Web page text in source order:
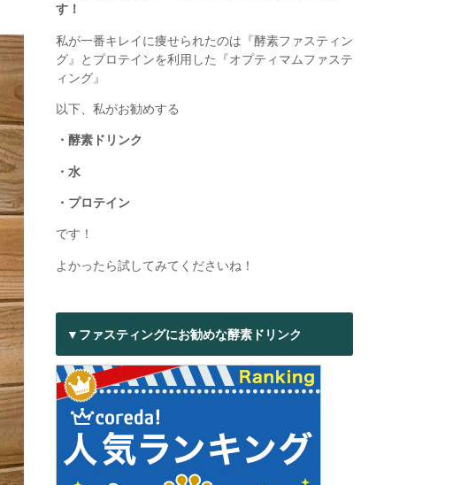
す！
私が一番キレイに痩せられたのは『酵素ファスティン
グ』とプロテインを利用した『オプティマムファステ
ィング』
以下、私がお勧めする
・酵素ドリンク
・水
・プロテイン
です！
よかったら試してみてくださいね！
▼ファスティングにお勧めな酵素ドリンク